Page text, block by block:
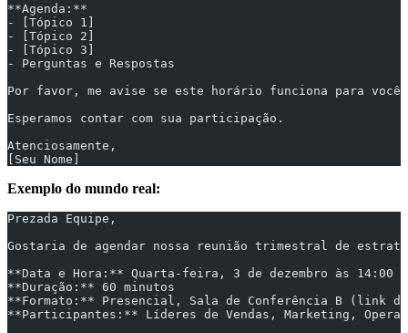
**Agenda:**
- [Tópico 1]
- [Tópico 2]
- [Tópico 3]
- Perguntas e Respostas
Por favor, me avise se este horário funciona para
Esperamos contar com sua participação.
Atenciosamente,
[Seu Nome]
Exemplo do mundo real:
Prezada Equipe,
Gostaria de agendar nossa reunião trimestral de
**Data e Hora:** Quarta-feira, 3 de dezembro às 14:00
**Duração:** 60 minutos
**Formato:** Presencial, Sala de Conferência B (link
**Participantes:** Líderes de Vendas, Marketing,